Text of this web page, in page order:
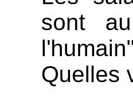
sont
Quelles